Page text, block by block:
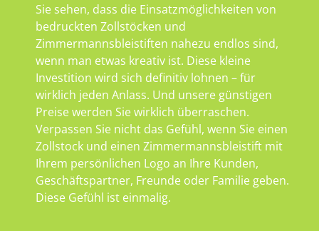
Sie sehen, dass die Einsatzmöglichkeiten von
bedruckten Zollstöcken und
Zimmermannsbleistiften nahezu endlos sind,
wenn man etwas kreativ ist. Diese kleine
Investition wird sich definitiv lohnen – für
wirklich jeden Anlass. Und unsere günstigen
Preise werden Sie wirklich überraschen.
Verpassen Sie nicht das Gefühl, wenn Sie einen
Zollstock und einen Zimmermannsbleistift mit
Ihrem persönlichen Logo an Ihre Kunden,
Geschäftspartner, Freunde oder Familie geben.
Diese Gefühl ist einmalig.